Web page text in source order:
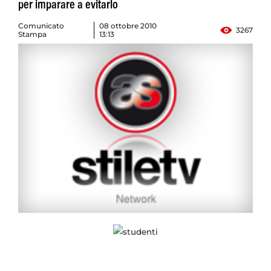
per imparare a evitarlo
Comunicato
Stampa
08 ottobre 2010
13:13
3267